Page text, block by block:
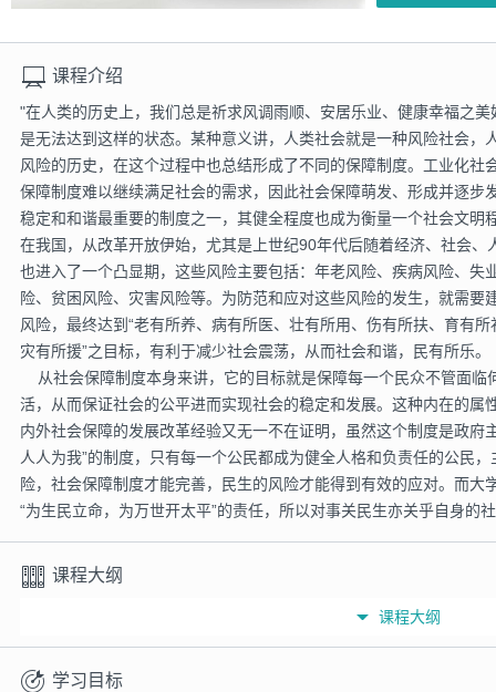
课程介绍
"在人类的历史上，我们总是祈求风调雨顺、安居乐业、健康幸福之
是无法达到这样的状态。某种意义讲，人类社会就是一种风险社会，
风险的历史，在这个过程中也总结形成了不同的保障制度。工业化社
保障制度难以继续满足社会的需求，因此社会保障萌发、形成并逐步
稳定和和谐最重要的制度之一，其健全程度也成为衡量一个社会文明
在我国，从改革开放伊始，尤其是上世纪90年代后随着经济、社会
也进入了一个凸显期，这些风险主要包括：年老风险、疾病风险、失
险、贫困风险、灾害风险等。为防范和应对这些风险的发生，就需要
风险，最终达到“老有所养、病有所医、壮有所用、伤有所扶、育有
灾有所援”之目标，有利于减少社会震荡，从而社会和谐，民有所乐。
从社会保障制度本身来讲，它的目标就是保障每一个民众不管面临
活，从而保证社会的公平进而实现社会的稳定和发展。这种内在的属
内外社会保障的发展改革经验又无一不在证明，虽然这个制度是政府
人人为我”的制度，只有每一个公民都成为健全人格和负责任的公民
险，社会保障制度才能完善，民生的风险才能得到有效的应对。而大
“为生民立命，为万世开太平”的责任，所以对事关民生亦关乎自身的
课程大纲
课程大纲
学习目标